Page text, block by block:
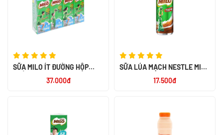
SỮA MILO ÍT ĐƯỜNG HỘP
37.000đ
SỮA LÚA MẠCH NESTLE MILO
17.500đ